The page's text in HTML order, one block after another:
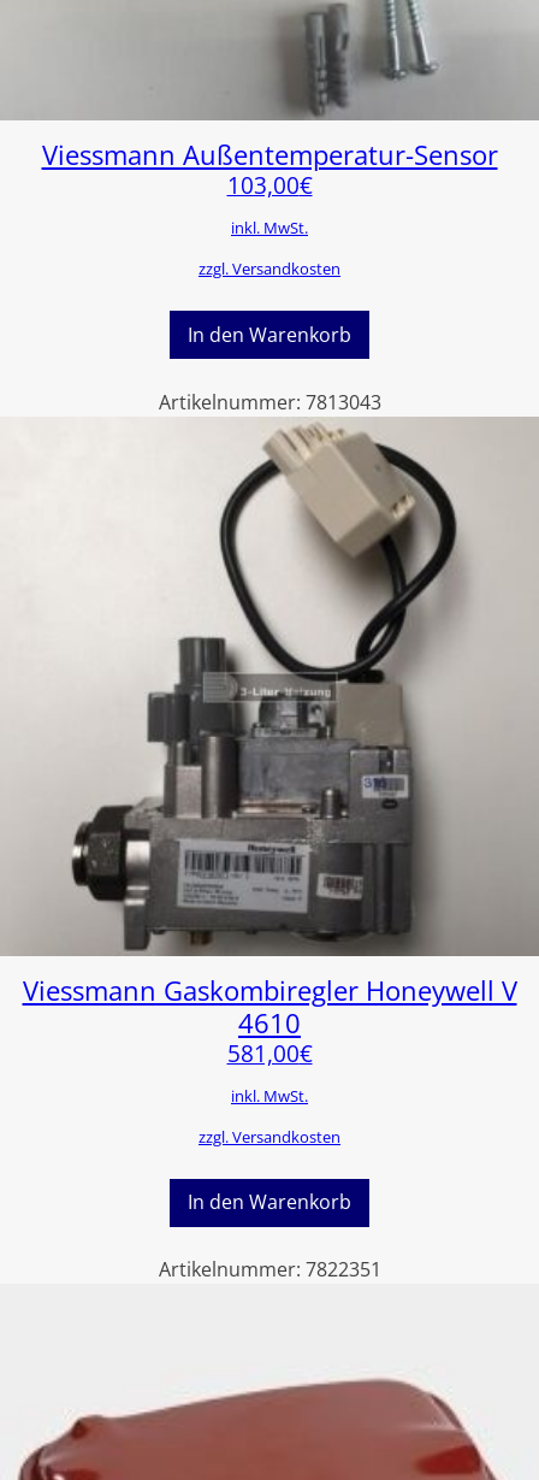
Viessmann Außentemperatur-Sensor
103,00€
inkl. MwSt.
zzgl. Versandkosten
In den Warenkorb
Artikelnummer: 7813043
Viessmann Gaskombiregler Honeywell V
4610
581,00€
inkl. MwSt.
zzgl. Versandkosten
In den Warenkorb
Artikelnummer: 7822351